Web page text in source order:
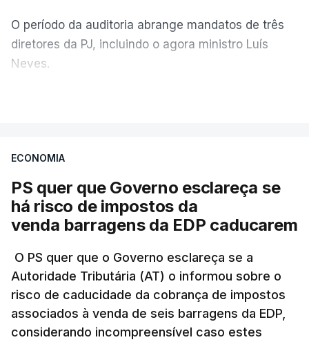
O período da auditoria abrange mandatos de três
diretores da PJ, incluindo o agora ministro Luís
Neves.
Não há prazos fixados para a conclusão desta
avaliação à Polícia Judiciária.
Do início da polémica com a revelação de obras a
título pessoal, numa propriedade no Alentejo, feitas
pelo mesmo empreiteiro contratado 17 vezes para
obras na Polícia Judiciária (PJ) até aos últimos dias,
em que até do Governo surgiram ordens para mais
inquéritos e averiguações aos seus mandatos à
frente da polícia criminal, Luís Neves está há
ECONOMIA
PS quer que Governo esclareça se
há risco de impostos da
venda barragens da EDP caducarem
O PS quer que o Governo esclareça se a
Autoridade Tributária (AT) o informou sobre o
risco de caducidade da cobrança de impostos
associados à venda de seis barragens da EDP,
considerando incompreensível caso estes